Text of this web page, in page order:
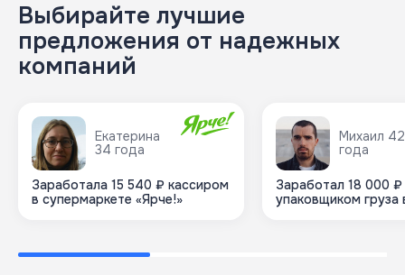
Выбирайте лучшие
предложения от надежных
компаний
Екатерина
34 года
Заработала 15 540 ₽ кассиром
в супермаркете «Ярче!»
Михаил 42
года
Заработал 18 000 ₽
упаковщиком